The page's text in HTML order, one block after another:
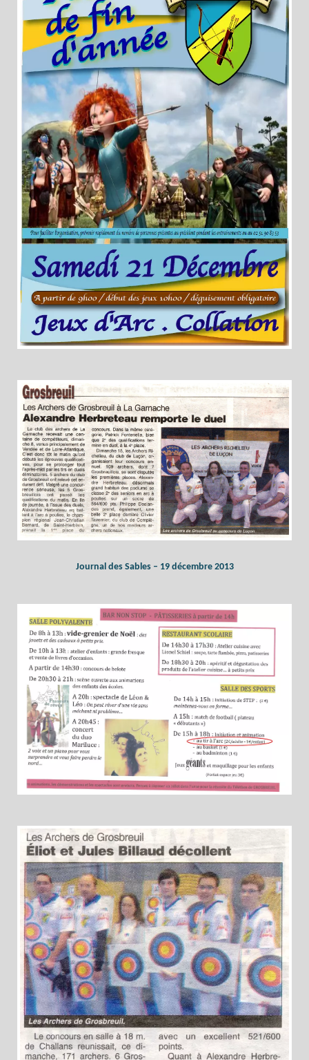
Journal des Sables – 19 décembre 2013